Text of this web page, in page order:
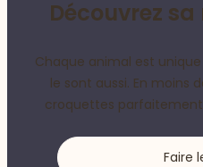
Découvrez
Chaque animal est
le sont aussi. En moins
croquettes parfaitement
Faire